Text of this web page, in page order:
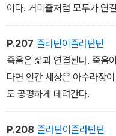
이다. 거미줄처럼 모두가 연
P.207 즐라탄이즐라탄탄
죽음은 삶과 연결된다. 죽음
다면 인간 세상은 아수라장
도 공평하게 데려간다.
P.208 즐라탄이즐라탄탄